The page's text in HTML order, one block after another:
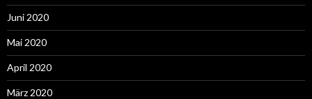
Juni 2020
Mai 2020
April 2020
März 2020